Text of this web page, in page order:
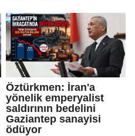
Öztürkmen: İran'a
yönelik emperyalist
saldırının bedelini
Gaziantep sanayisi
ödüyor